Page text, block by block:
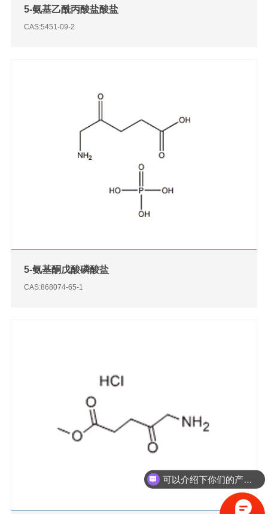
5-氨基乙酰丙酸盐酸盐
CAS:5451-09-2
5-氨基酮戊酸磷酸盐
CAS:868074-65-1
可以介绍下你们的产品吗？